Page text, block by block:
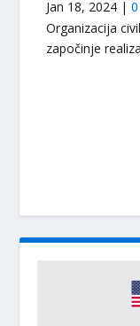
Jan 18, 2024 |
Organizacija
započinje